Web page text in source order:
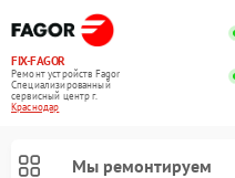
FIX-FAGOR
Ремонт устройств Fagor
Специализированный
cервисный центр г.
Краснодар
Мы ремонтируем